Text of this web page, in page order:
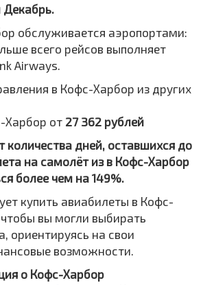
обслуживается аэропортами:
всего рейсов выполняет
Airways.
в Кофс-Харбор из других
Харбор от 27 362 рублей
количества дней, оставшихся до
на самолёт из в Кофс-Харбор
более чем на 149%.
купить авиабилеты в Кофс-
вы могли выбирать
ориентируясь на свои
возможности.
о Кофс-Харбор